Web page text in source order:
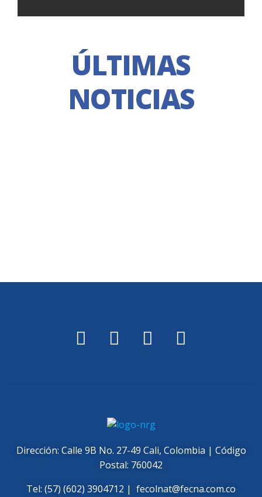
ÚLTIMAS
NOTICIAS
Dirección: Calle 9B No. 27-49 Cali, Colombia | Código
Postal: 760042
Tel: (57) (602) 3904712 | fecolnat@fecna.com.co